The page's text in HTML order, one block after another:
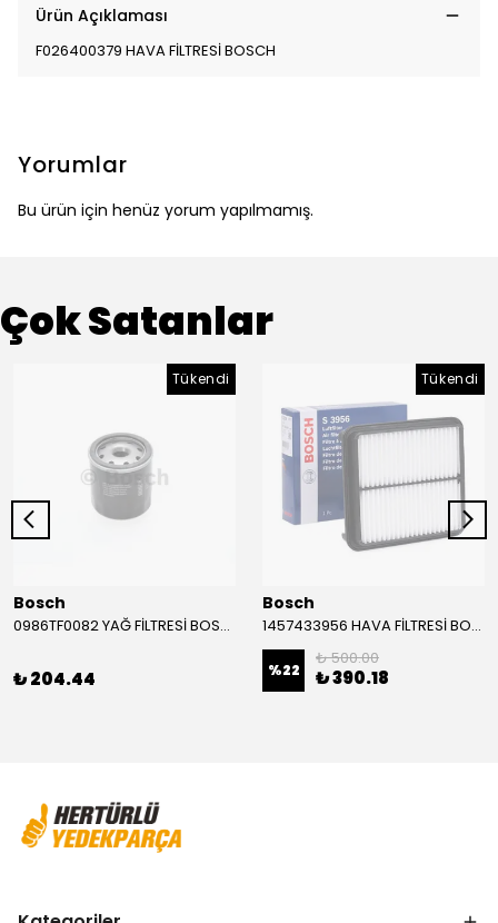
Ürün Açıklaması
F026400379 HAVA FİLTRESİ BOSCH
Yorumlar
Bu ürün için henüz yorum yapılmamış.
Çok Satanlar
Tükendi
Bosch
0986TF0082 YAĞ FİLTRESİ BOSCH
₺ 204.44
Tükendi
Bosch
1457433956 HAVA FİLTRESİ BOSCH
%22
₺ 500.00
₺ 390.18